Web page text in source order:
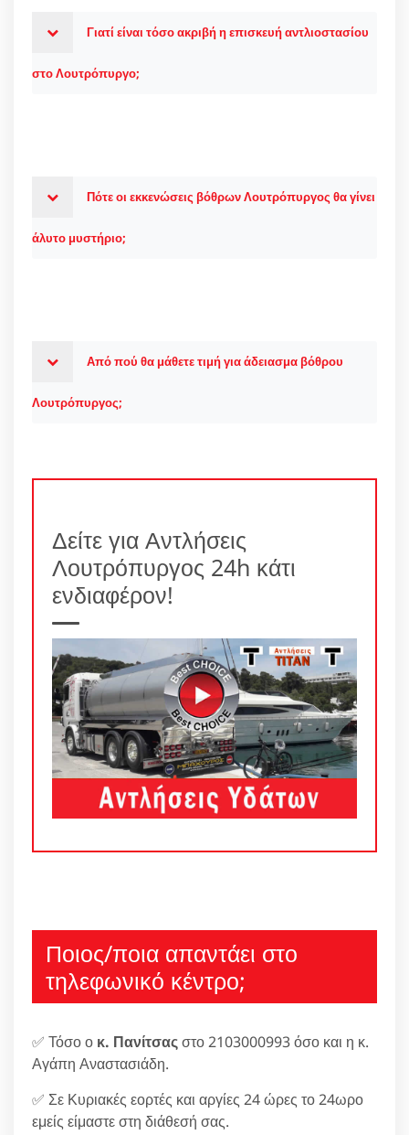
Γιατί είναι τόσο ακριβή η επισκευή αντλιοστασίου
στο Λουτρόπυργο;
Πότε οι εκκενώσεις βόθρων Λουτρόπυργος θα γίνει
άλυτο μυστήριο;
Από πού θα μάθετε τιμή για άδειασμα βόθρου
Λουτρόπυργος;
Δείτε για Αντλήσεις
Λουτρόπυργος 24h κάτι
ενδιαφέρον!
Ποιος/ποια απαντάει στο
τηλεφωνικό κέντρο;
✅ Τόσο ο κ. Πανίτσαςστο 2103000993 όσο και η κ.
Αγάπη Αναστασιάδη.
✅ Σε Κυριακές εορτές και αργίες 24 ώρες το 24ωρο
εμείς είμαστε στη διάθεσή σας.